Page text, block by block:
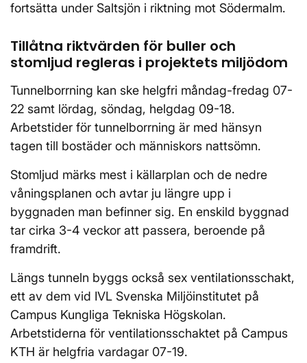
fortsätta under Saltsjön i riktning mot Södermalm.
Tillåtna riktvärden för buller och
stomljud regleras i projektets miljödom
Tunnelborrning kan ske helgfri måndag-fredag 07-
22 samt lördag, söndag, helgdag 09-18.
Arbetstider för tunnelborrning är med hänsyn
tagen till bostäder och människors nattsömn.
Stomljud märks mest i källarplan och de nedre
våningsplanen och avtar ju längre upp i
byggnaden man befinner sig. En enskild byggnad
tar cirka 3-4 veckor att passera, beroende på
framdrift.
Längs tunneln byggs också sex ventilationsschakt,
ett av dem vid IVL Svenska Miljöinstitutet på
Campus Kungliga Tekniska Högskolan.
Arbetstiderna för ventilationsschaktet på Campus
KTH är helgfria vardagar 07-19.